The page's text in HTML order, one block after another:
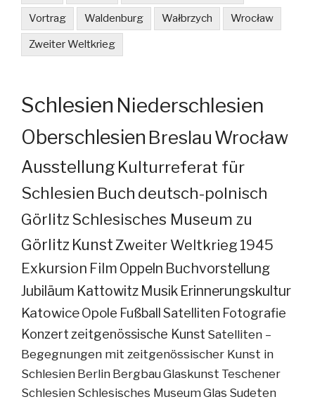
Vortrag Waldenburg Wałbrzych Wrocław
Zweiter Weltkrieg
Schlesien Niederschlesien
Oberschlesien Breslau Wrocław
Ausstellung Kulturreferat für
Schlesien Buch deutsch-polnisch
GörlitzSchlesisches Museum zu
Görlitz KunstZweiter Weltkrieg 1945
Exkursion Film Oppeln Buchvorstellung
Jubiläum Kattowitz Musik Erinnerungskultur
KatowiceOpole FußballSatelliten Fotografie
Konzertzeitgenössische Kunst Satelliten –
Begegnungen mit zeitgenössischer Kunst in
Schlesien Berlin BergbauGlaskunst Teschener
Schlesien Schlesisches MuseumGlas Sudeten